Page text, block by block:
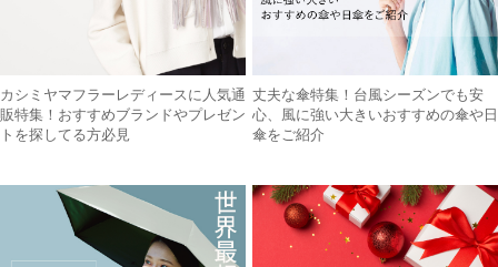
カシミヤマフラーレディースに人気通
販特集！おすすめブランドやプレゼン
トを探してる方必見
丈夫な傘特集！台風シーズンでも安
心、風に強い大きいおすすめの傘や日
傘をご紹介